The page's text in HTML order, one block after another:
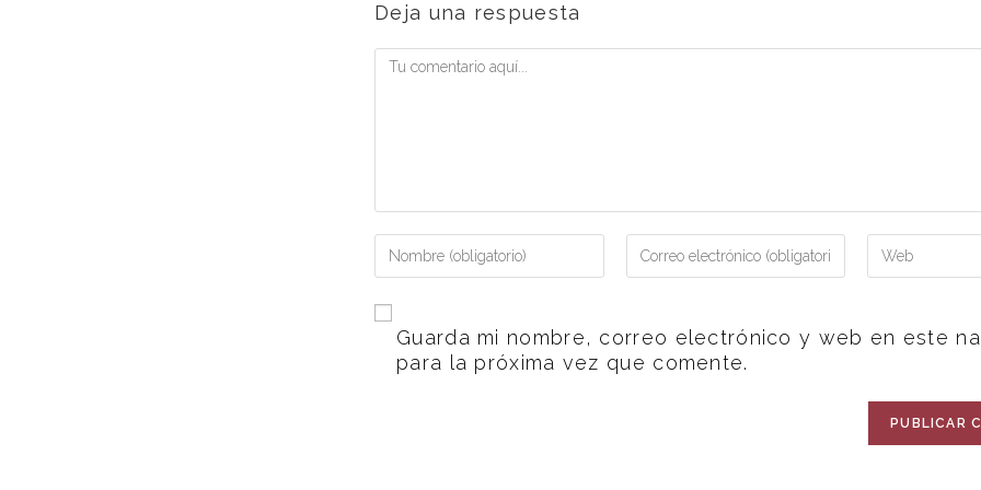
Deja una respuesta
Guarda mi nombre, correo electrónico y web en este
para la próxima vez que comente.